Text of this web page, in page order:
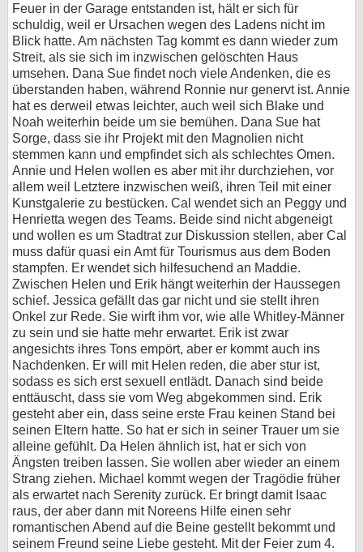
Feuer in der Garage entstanden ist, hält er sich für
schuldig, weil er Ursachen wegen des Ladens nicht im
Blick hatte. Am nächsten Tag kommt es dann wieder zum
Streit, als sie sich im inzwischen gelöschten Haus
umsehen. Dana Sue findet noch viele Andenken, die es
überstanden haben, während Ronnie nur genervt ist. Annie
hat es derweil etwas leichter, auch weil sich Blake und
Noah weiterhin beide um sie bemühen. Dana Sue hat
Sorge, dass sie ihr Projekt mit den Magnolien nicht
stemmen kann und empfindet sich als schlechtes Omen.
Annie und Helen wollen es aber mit ihr durchziehen, vor
allem weil Letztere inzwischen weiß, ihren Teil mit einer
Kunstgalerie zu bestücken. Cal wendet sich an Peggy und
Henrietta wegen des Teams. Beide sind nicht abgeneigt
und wollen es um Stadtrat zur Diskussion stellen, aber Cal
muss dafür quasi ein Amt für Tourismus aus dem Boden
stampfen. Er wendet sich hilfesuchend an Maddie.
Zwischen Helen und Erik hängt weiterhin der Haussegen
schief. Jessica gefällt das gar nicht und sie stellt ihren
Onkel zur Rede. Sie wirft ihm vor, wie alle Whitley-Männer
zu sein und sie hatte mehr erwartet. Erik ist zwar
angesichts ihres Tons empört, aber er kommt auch ins
Nachdenken. Er will mit Helen reden, die aber stur ist,
sodass es sich erst sexuell entlädt. Danach sind beide
enttäuscht, dass sie vom Weg abgekommen sind. Erik
gesteht aber ein, dass seine erste Frau keinen Stand bei
seinen Eltern hatte. So hat er sich in seiner Trauer um sie
alleine gefühlt. Da Helen ähnlich ist, hat er sich von
Ängsten treiben lassen. Sie wollen aber wieder an einem
Strang ziehen. Michael kommt wegen der Tragödie früher
als erwartet nach Serenity zurück. Er bringt damit Isaac
raus, der aber dann mit Noreens Hilfe einen sehr
romantischen Abend auf die Beine gestellt bekommt und
seinem Freund seine Liebe gesteht. Mit der Feier zum 4.